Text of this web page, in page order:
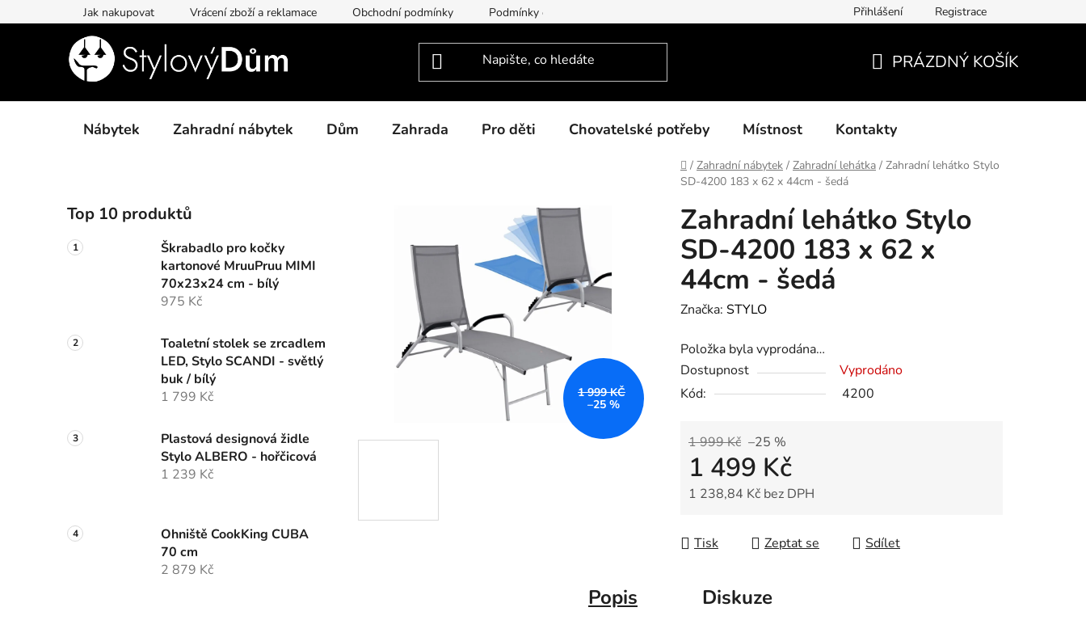
na
Jak nakupovat Vrácení zboží a reklamace Obchodní podmínky Podmínky ochrany osobních údajů Dodací podmínky, způsoby platby, doba zpracování Platby GoPay
Přihlášení Registrace
KOŠÍK
PRÁZDNÝ KOŠÍK
Nábytek Zahradní nábytek Dům Zahrada Pro děti Chovatelské potřeby Místnost Kontakty
Domů
/ Zahradní nábytek / Zahradní lehátka / Zahradní lehátko Stylo
SD-4200 183 x 62 x 44cm - šedá
o
s
t
n
n
e
Top 10 produktů
Škrabadlo pro kočky
kartonové MruuPruu MIMI
70x23x24 cm - bílý
975 Kč
Toaletní stolek se zrcadlem
LED, Stylo SCANDI - světlý
buk / bílý
1 799 Kč
Plastová designová židle
Stylo ALBERO - hořčicová
1 239 Kč
Ohniště CookKing CUBA
70 cm
2 879 Kč
Zahradní lehátko Stylo
SD-4200 183 x 62 x
44cm - šedá
Značka: STYLO
Položka byla vyprodána…
Dostupnost
Vyprodáno
Kód:
4200
1 999 Kč –25 %
1 499 Kč
1 238,84 Kč bez DPH
Tisk
Zeptat se Sdílet
1 999 KČ
–25 %
Popis Diskuze